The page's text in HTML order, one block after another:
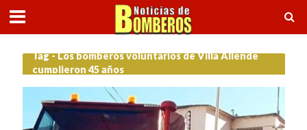
Tag - Los bomberos voluntarios de Villa Allende
cumplieron 45 años